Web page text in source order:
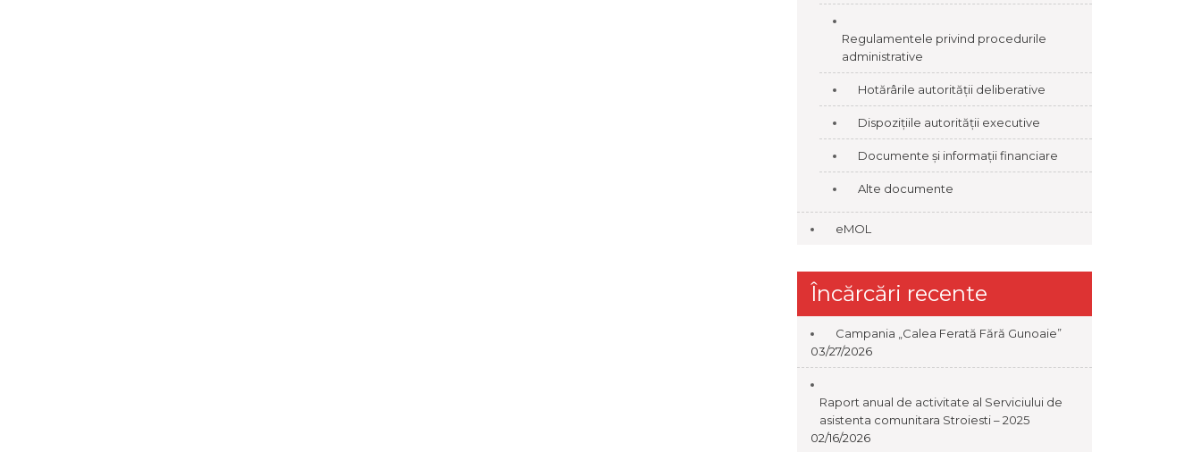
Regulamentele privind procedurile
administrative
Hotărârile autorității deliberative
Dispozițiile autorității executive
Documente și informații financiare
Alte documente
eMOL
Încărcări recente
Campania „Calea Ferată Fără Gunoaie”
03/27/2026
Raport anual de activitate al Serviciului de
asistenta comunitara Stroiesti – 2025
02/16/2026